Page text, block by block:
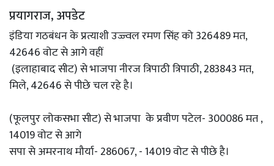
प्रयागराज, अपडेट
इंडिया गठबंधन के प्रत्याशी उज्ज्वल रमण सिंह को 326489 मत,
42646 वोट से आगे वहीं
(इलाहाबाद सीट) से भाजपा नीरज त्रिपाठी त्रिपाठी, 283843 मत,
मिले, 42646 से पीछे चल रहे है।
(फूलपुर लोकसभा सीट) से भाजपा के प्रवीण पटेल- 300086 मत ,
14019 वोट से आगे
सपा से अमरनाथ मौर्या- 286067, - 14019 वोट से पीछे है।